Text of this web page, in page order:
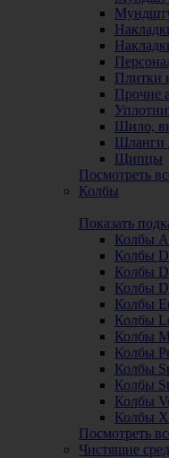
Плитки
Прочие
Шило,
Шланги
Щипцы
Посмотреть
Колбы
Показать
Колбы
Колбы
Колбы
Колбы
Колбы
Колбы
Колбы
Колбы
Колбы
Колбы
Колбы
Колбы
Посмотреть
Чистящие